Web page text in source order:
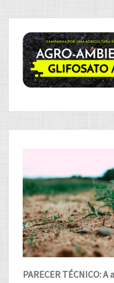
PARECER TÉCNICO: